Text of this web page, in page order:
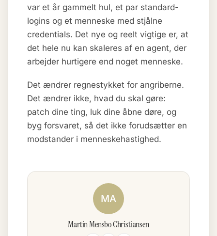
var et år gammelt hul, et par standard-
logins og et menneske med stjålne
credentials. Det nye og reelt vigtige er, at
det hele nu kan skaleres af en agent, der
arbejder hurtigere end noget menneske.
Det ændrer regnestykket for angriberne.
Det ændrer ikke, hvad du skal gøre:
patch dine ting, luk dine åbne døre, og
byg forsvaret, så det ikke forudsætter en
modstander i menneskehastighed.
MA
Martin Mensbo Christiansen